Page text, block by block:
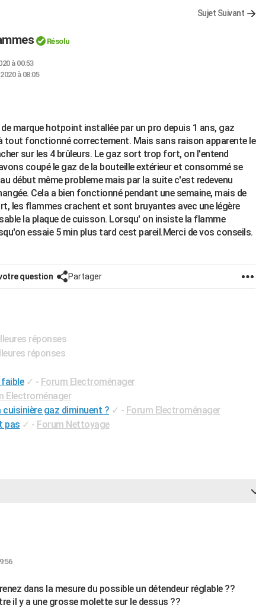
Sujet Suivant
Résolu
à 00:53
à 08:05
marque hotpoint installée par un pro depuis 1 ans, gaz
tout fonctionné correctement. Mais sans raison apparente le
sur les 4 brûleurs. Le gaz sort trop fort, on l'entend
coupé le gaz de la bouteille extérieur et consommé se
début même probleme mais par la suite c'est redevenu
Cela a bien fonctionné pendant une semaine, mais de
les flammes crachent et sont bruyantes avec une légère
la plaque de cuisson. Lorsqu' on insiste la flamme
essaie 5 min plus tard cest pareil.Merci de vos conseils.
question Partager
réponses
réponses
✓ - Forum Electroménager
Electroménager
cuisinière gaz diminuent ? ✓ - Forum Electroménager
pas ✓ - Forum Nettoyage
dans la mesure du possible un détendeur réglable ??
il y a une grosse molette sur le dessus ??